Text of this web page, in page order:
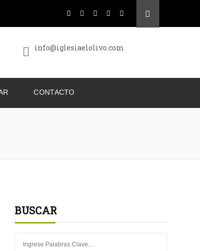
info@iglesiaelolivo.com
CONTACTO
BUSCAR